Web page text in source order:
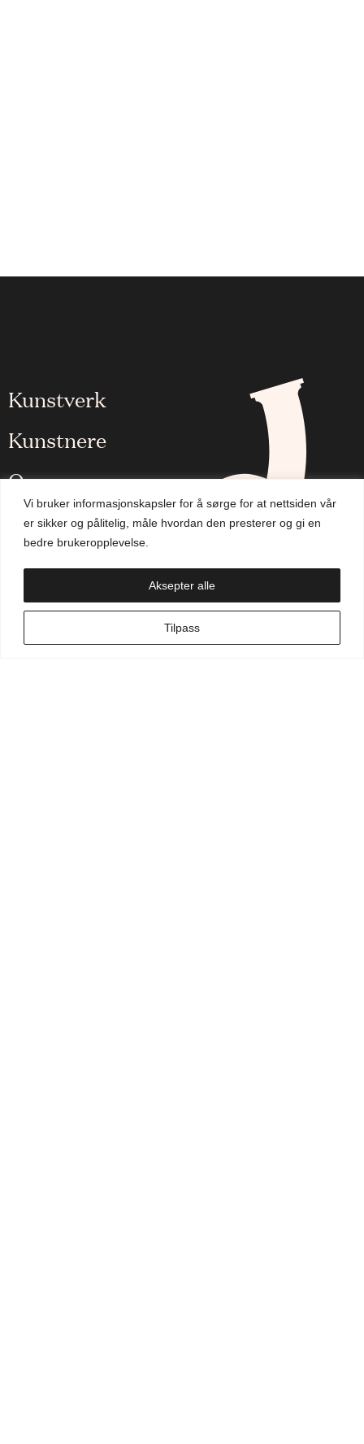
Vi bruker informasjonskapsler for å sørge for at nettsiden vår
er sikker og pålitelig, måle hvordan den presterer og gi en
bedre brukeropplevelse.
Tilpass
Aksepter alle
Kunstverk
Kunstnere
Om oss
Aktuelt
Handlekurv
NO